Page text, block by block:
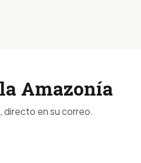
Amazonía
directo en su correo.